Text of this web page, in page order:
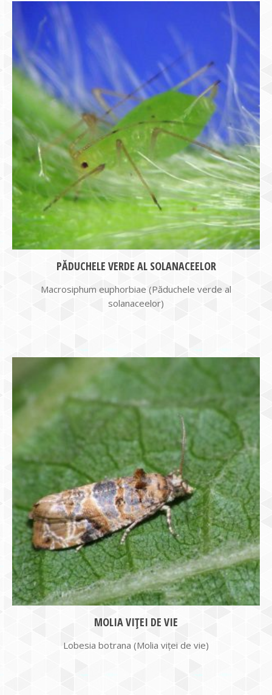
PĂDUCHELE VERDE AL SOLANACEELOR
Macrosiphum euphorbiae (Păduchele verde al
solanaceelor)
MOLIA VIŢEI DE VIE
Lobesia botrana (Molia viţei de vie)